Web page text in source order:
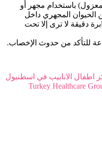
باستخدام مجهر أو
المجهري داخل
دقيقة لا ترى إلا تحت
الانابيب في اسطنبول